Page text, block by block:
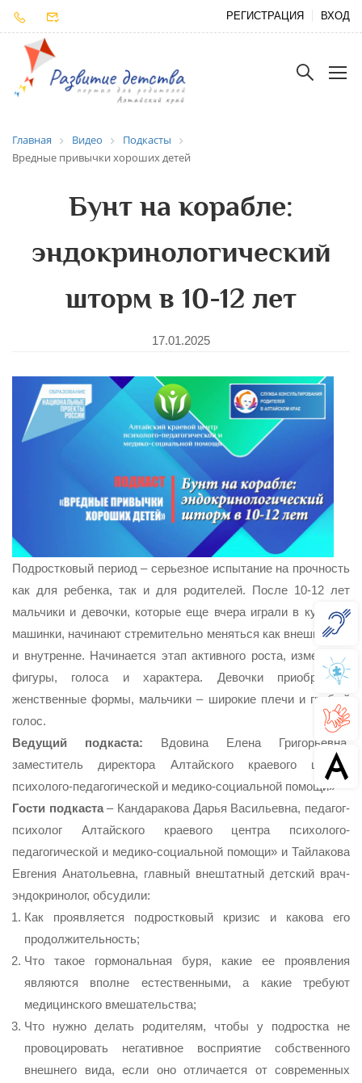
РЕГИСТРАЦИЯ ВХОД
Главная Видео
Подкасты
Вредные привычки хороших детей
Бунт на корабле:
эндокринологический
шторм в 10-12 лет
17.01.2025
Подростковый период – серьезное испытание на прочность
как для ребенка, так и для родителей. После 10-12 лет
мальчики и девочки, которые еще вчера играли в куклы и
машинки, начинают стремительно меняться как внешне, так
и внутренне. Начинается этап активного роста, изменений
фигуры, голоса и характера. Девочки приобретают
женственные формы, мальчики – широкие плечи и грубый
голос.
Ведущий подкаста: Вдовина Елена Григорьевна,
заместитель директора Алтайского краевого центра
психолого-педагогической и медико-социальной помощи»
Гости подкаста– Кандаракова Дарья Васильевна, педагог-
психолог Алтайского краевого центра психолого-
педагогической и медико-социальной помощи» и Тайлакова
Евгения Анатольевна, главный внештатный детский врач-
эндокринолог, обсудили:
Как проявляется подростковый кризис и какова его
продолжительность;
Что такое гормональная буря, какие ее проявления
являются вполне естественными, а какие требуют
медицинского вмешательства;
Что нужно делать родителям, чтобы у подростка не
провоцировать негативное восприятие собственного
внешнего вида, если оно отличается от современных